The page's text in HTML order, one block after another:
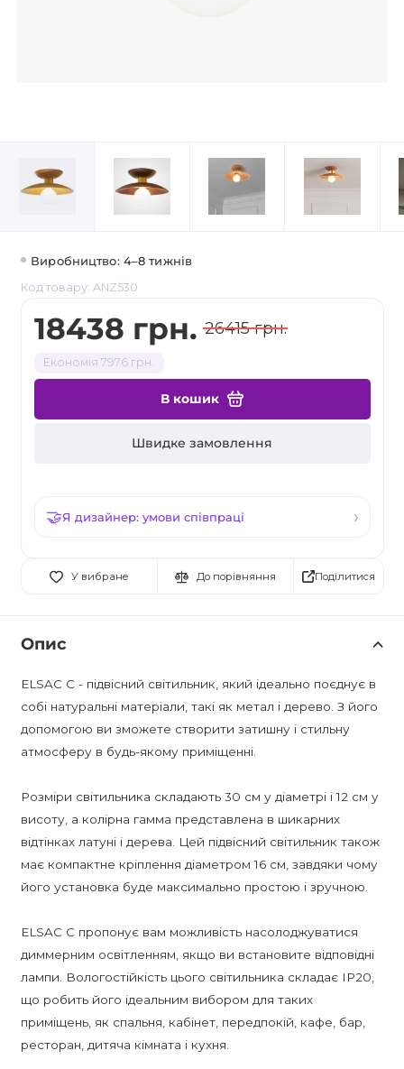
Виробництво: 4–8 тижнів
Код товару: ANZ530
18438 грн. 26415 грн.
Економія 7976 грн.
В кошик
Швидке замовлення
Я дизайнер: умови співпраці
У вибране До порівняння Поділитися
Опис
ELSAC C - підвісний світильник, який ідеально поєднує в
собі натуральні матеріали, такі як метал і дерево. З його
допомогою ви зможете створити затишну і стильну
атмосферу в будь-якому приміщенні.
Розміри світильника складають 30 см у діаметрі і 12 см у
висоту, а колірна гамма представлена в шикарних
відтінках латуні і дерева. Цей підвісний світильник також
має компактне кріплення діаметром 16 см, завдяки чому
його установка буде максимально простою і зручною.
ELSAC C пропонує вам можливість насолоджуватися
диммерним освітленням, якщо ви встановите відповідні
лампи. Вологостійкість цього світильника складає IP20,
що робить його ідеальним вибором для таких
приміщень, як спальня, кабінет, передпокій, кафе, бар,
ресторан, дитяча кімната і кухня.